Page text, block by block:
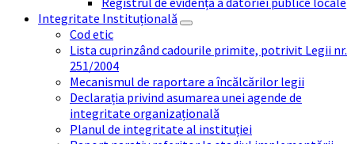
Integritate Instituțională
Cod etic
Lista cuprinzând cadourile primite, potrivit Legii nr.
251/2004
Mecanismul de raportare a încălcărilor legii
Declarația privind asumarea unei agende de
integritate organizațională
Planul de integritate al instituției